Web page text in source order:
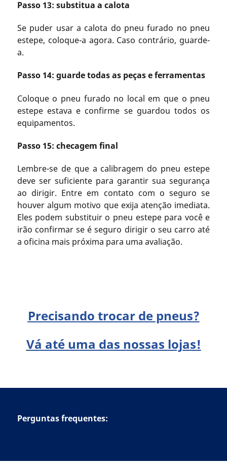
Passo 13: substitua a calota
Se puder usar a calota do pneu furado no pneu
estepe, coloque-a agora. Caso contrário, guarde-
a.
Passo 14: guarde todas as peças e ferramentas
Coloque o pneu furado no local em que o pneu
estepe estava e confirme se guardou todos os
equipamentos.
Passo 15: checagem final
Lembre-se de que a calibragem do pneu estepe
deve ser suficiente para garantir sua segurança
ao dirigir. Entre em contato com o seguro se
houver algum motivo que exija atenção imediata.
Eles podem substituir o pneu estepe para você e
irão confirmar se é seguro dirigir o seu carro até
a oficina mais próxima para uma avaliação.
Precisando trocar de pneus?
Vá até uma das nossas lojas!
Perguntas frequentes: